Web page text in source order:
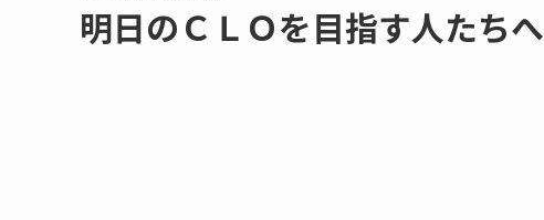
明日のＣＬＯを目指す人たちへ